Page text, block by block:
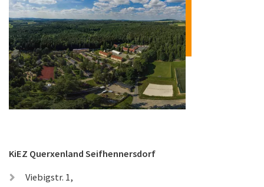
KiEZ Querxenland Seifhennersdorf
Viebigstr. 1,